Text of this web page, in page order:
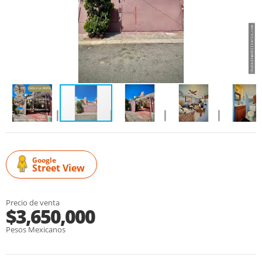
Google
Street View
Precio de venta
$3,650,000
Pesos Mexicanos